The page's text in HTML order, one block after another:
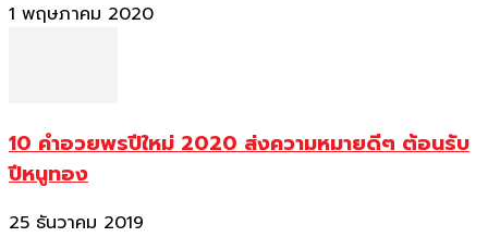
1 พฤษภาคม 2020
10 คำอวยพรปีใหม่ 2020 ส่งความหมายดีๆ ต้อนรับ
ปีหนูทอง
25 ธันวาคม 2019